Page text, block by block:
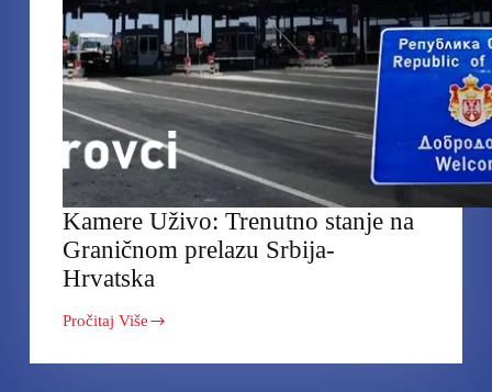
Kamere Uživo: Trenutno stanje na
Graničnom prelazu Srbija-
Hrvatska
Pročitaj Više
Kamere
Trenutno